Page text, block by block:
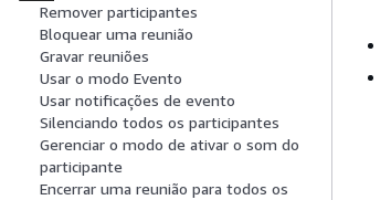
Remover participantes
Bloquear uma reunião
Gravar reuniões
Usar o modo Evento
Usar notificações de evento
Silenciando todos os participantes
Gerenciar o modo de ativar o som do
participante
Encerrar uma reunião para todos os